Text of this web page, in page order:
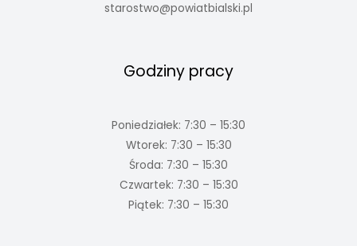
starostwo@powiatbialski.pl
Godziny pracy
Poniedziałek: 7:30 – 15:30
Wtorek: 7:30 – 15:30
Środa: 7:30 – 15:30
Czwartek: 7:30 – 15:30
Piątek: 7:30 – 15:30